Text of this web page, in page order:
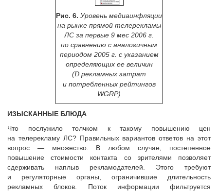
Рис. 6. Уровень медиаинфляции
на рынке прямой телерекламы
ЛС за первые 9 мес 2006 г.
по сравнению с аналогичным
периодом 2005 г. с указанием
определяющих ее величин
(D рекламных затрат
и потребленных рейтингов
WGRP)
ИЗЫСКАННЫЕ БЛЮДА
Что послужило толчком к такому повышению цен
на телерекламу ЛС? Правильных вариантов ответов на этот
вопрос — множество. В любом случае, постепенное
повышение стоимости контакта со зрителями позволяет
сдерживать наплыв рекламодателей. Этого требуют
и регуляторные органы, ограничившие длительность
рекламных блоков. Поток информации фильтруется